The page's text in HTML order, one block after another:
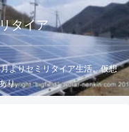
タイア
よりセミリタイア生活。仮想
り